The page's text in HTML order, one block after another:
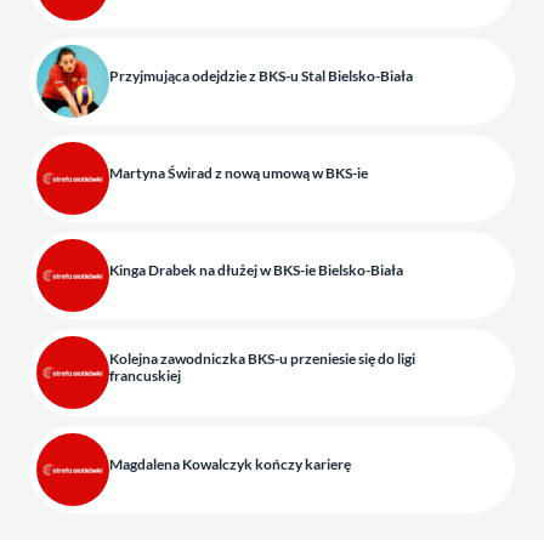
Przyjmująca odejdzie z BKS-u Stal Bielsko-Biała
Martyna Świrad z nową umową w BKS-ie
Kinga Drabek na dłużej w BKS-ie Bielsko-Biała
Kolejna zawodniczka BKS-u przeniesie się do ligi
francuskiej
Magdalena Kowalczyk kończy karierę